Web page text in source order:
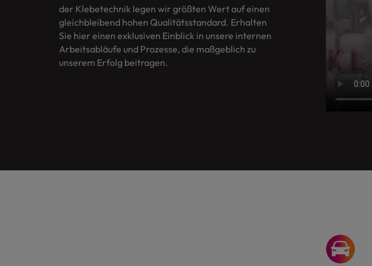
der Klebetechnik legen wir größten Wert auf einen
gleichbleibend hohen Qualitätsstandard. Erhalten
Sie hier einen exklusiven Einblick in unsere internen
Arbeitsabläufe und Prozesse, die maßgeblich zu
unserem Erfolg beitragen.